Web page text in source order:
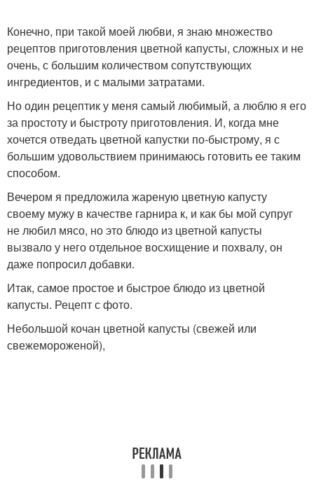
Конечно, при такой моей любви, я знаю множество
рецептов приготовления цветной капусты, сложных и не
очень, с большим количеством сопутствующих
ингредиентов, и с малыми затратами.
Но один рецептик у меня самый любимый, а люблю я его
за простоту и быстроту приготовления. И, когда мне
хочется отведать цветной капустки по-быстрому, я с
большим удовольствием принимаюсь готовить ее таким
способом.
Вечером я предложила жареную цветную капусту
своему мужу в качестве гарнира к, и как бы мой супруг
не любил мясо, но это блюдо из цветной капусты
вызвало у него отдельное восхищение и похвалу, он
даже попросил добавки.
Итак, самое простое и быстрое блюдо из цветной
капусты. Рецепт с фото.
Небольшой кочан цветной капусты (свежей или
свежемороженой),